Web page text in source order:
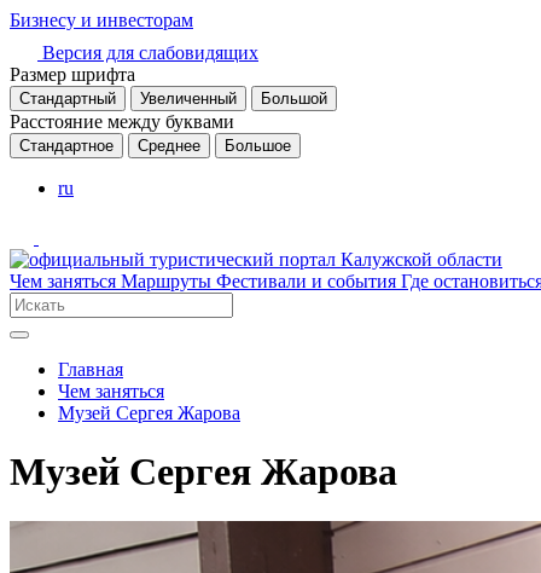
Бизнесу и инвесторам
Версия для слабовидящих
Размер шрифта
Стандартный Увеличенный Большой
Расстояние между буквами
Стандартное Среднее Большое
ru
Чем заняться Маршруты Фестивали и события Где
Главная
Чем заняться
Музей Сергея Жарова
Музей Сергея Жарова